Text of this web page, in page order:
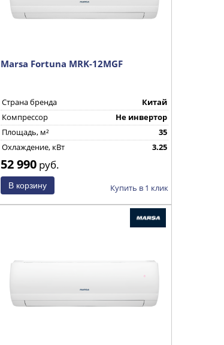
Marsa Fortuna MRK-12MGF
Страна бренда
Китай
Компрессор
Не инвертор
Площадь, м²
35
Охлаждение, кВт
3.25
52 990руб.
Купить в 1 клик